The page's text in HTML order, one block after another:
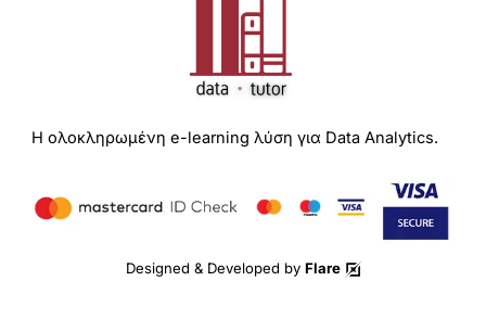
Η ολοκληρωμένη e-learning λύση για Data Analytics.
Designed & Developed by Flare